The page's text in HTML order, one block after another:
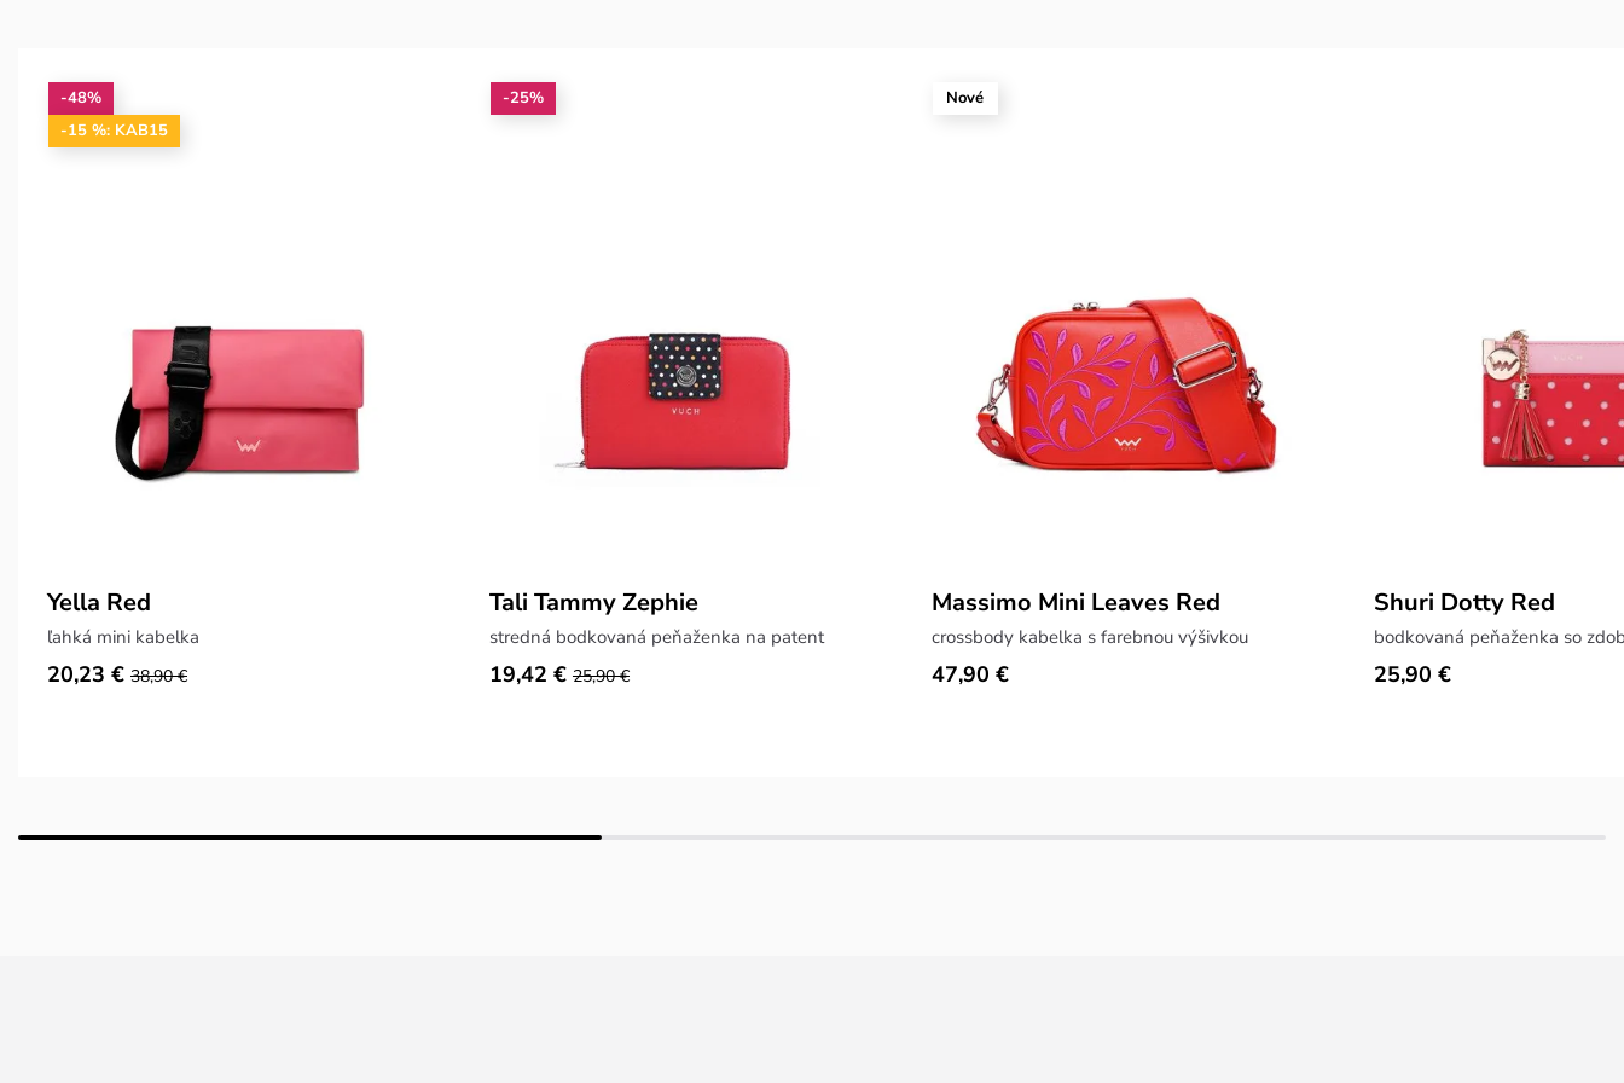
-48%
-15 %: KAB15
Yella Red
ľahká mini kabelka
20,23 € 38,90 €
-25%
Tali Tammy Zephie
stredná bodkovaná peňaženka na patent
19,42 € 25,90 €
Nové
Massimo Mini Leaves Red
crossbody kabelka s farebnou výšivkou
47,90 €
Shuri Dotty Red
bodkovaná peňaženka so
25,90 €